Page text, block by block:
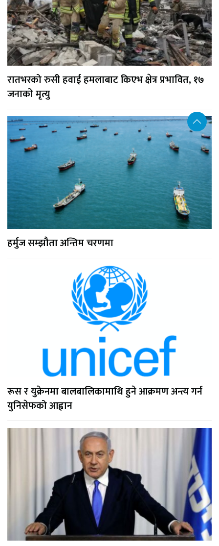
रातभरको रुसी हवाई हमलाबाट किएभ क्षेत्र प्रभावित, १७
जनाको मृत्यु
हर्मुज सम्झौता अन्तिम चरणमा
रूस र युक्रेनमा बालबालिकामाथि हुने आक्रमण अन्त्य गर्न
युनिसेफको आह्वान